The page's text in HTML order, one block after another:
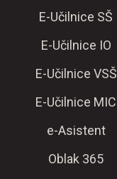
E-Učilnice SŠ
E-Učilnice IO
E-Učilnice VSŠ
E-Učilnice MIC
e-Asistent
Oblak 365